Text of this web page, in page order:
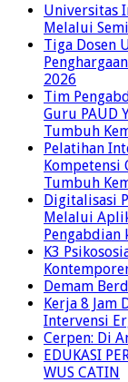
Universitas
Melalui
Tiga Dosen
2026
Tim
Guru PAUD
Tumbuh
Pelatihan
Kompetensi
Tumbuh
Digitalisasi
Melalui
Pengabdian
K3
Demam
Kerja 8 Jam
Intervensi
Cerpen: Di
EDUKASI
WUS CATIN